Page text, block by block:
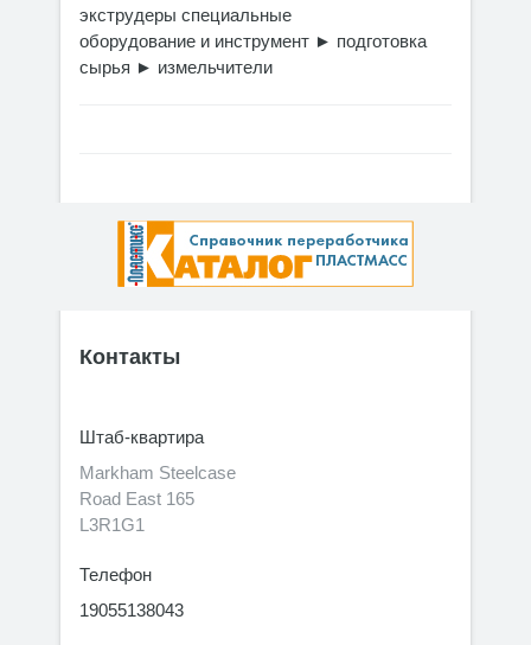
экструдеры специальные
оборудование и инструмент ► подготовка
сырья ► измельчители
Контакты
Штаб-квартира
Markham Steelcase
Road East 165
L3R1G1
Телефон
19055138043